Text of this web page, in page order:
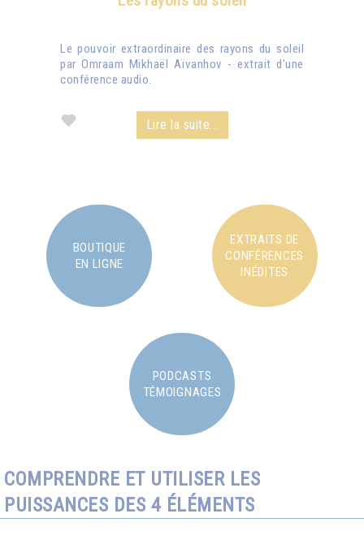
Le pouvoir extraordinaire des rayons du soleil
par Omraam Mikhaël Aïvanhov - extrait d'une
conférence audio.
Lire la suite...
BOUTIQUE
EN LIGNE
EXTRAITS DE
CONFÉRENCES
INÉDITES
PODCASTS
TÉMOIGNAGES
COMPRENDRE ET UTILISER LES
PUISSANCES DES 4 ÉLÉMENTS